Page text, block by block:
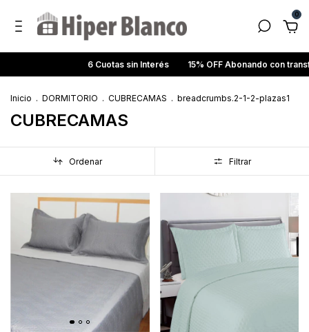
0
6 Cuotas sin Interés 15% OFF Abonando con transferencia
Inicio . DORMITORIO . CUBRECAMAS . breadcrumbs.2-1-2-plazas1
CUBRECAMAS
Ordenar Filtrar